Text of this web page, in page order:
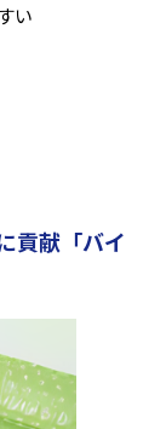
い
貢献 「バイ